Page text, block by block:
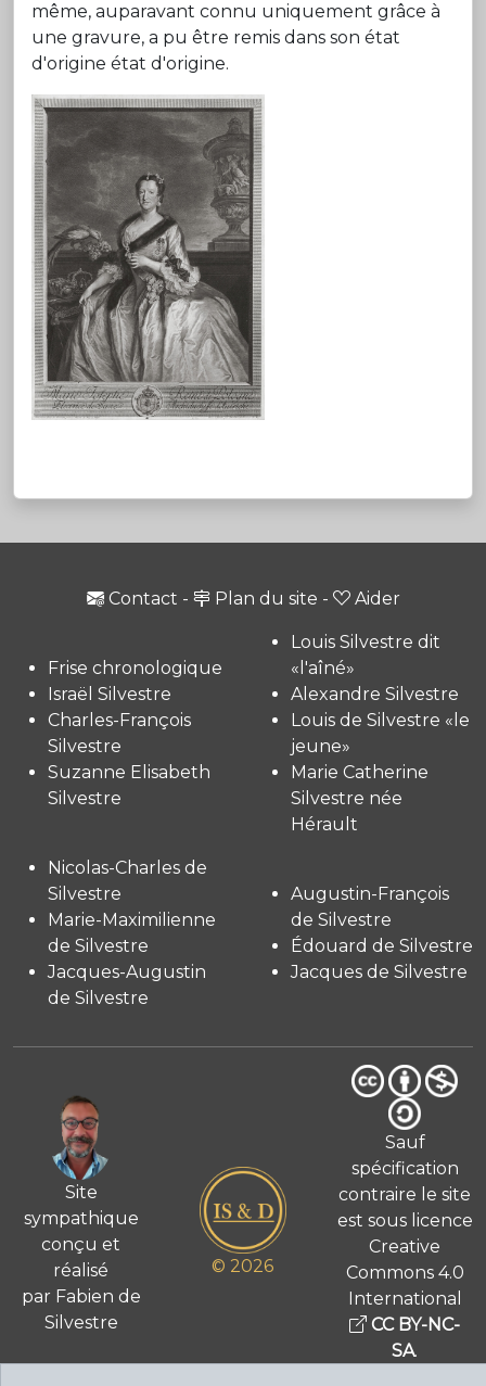
même, auparavant connu uniquement grâce à
une gravure, a pu être remis dans son état
d'origine état d'origine.
Contact - Plan du site - Aider
Frise chronologique
Israël Silvestre
Charles-François
Silvestre
Suzanne Elisabeth
Silvestre
Louis Silvestre dit
«l'aîné»
Alexandre Silvestre
Louis de Silvestre «le
jeune»
Marie Catherine
Silvestre née
Hérault
Nicolas-Charles de
Silvestre
Marie-Maximilienne
de Silvestre
Jacques-Augustin
de Silvestre
Augustin-François
de Silvestre
Édouard de Silvestre
Jacques de Silvestre
Site
sympathique
conçu et
réalisé
par Fabien de
Silvestre
© 2026
Sauf
spécification
contraire le site
est sous licence
Creative
Commons 4.0
International
CC BY-NC-
SA.